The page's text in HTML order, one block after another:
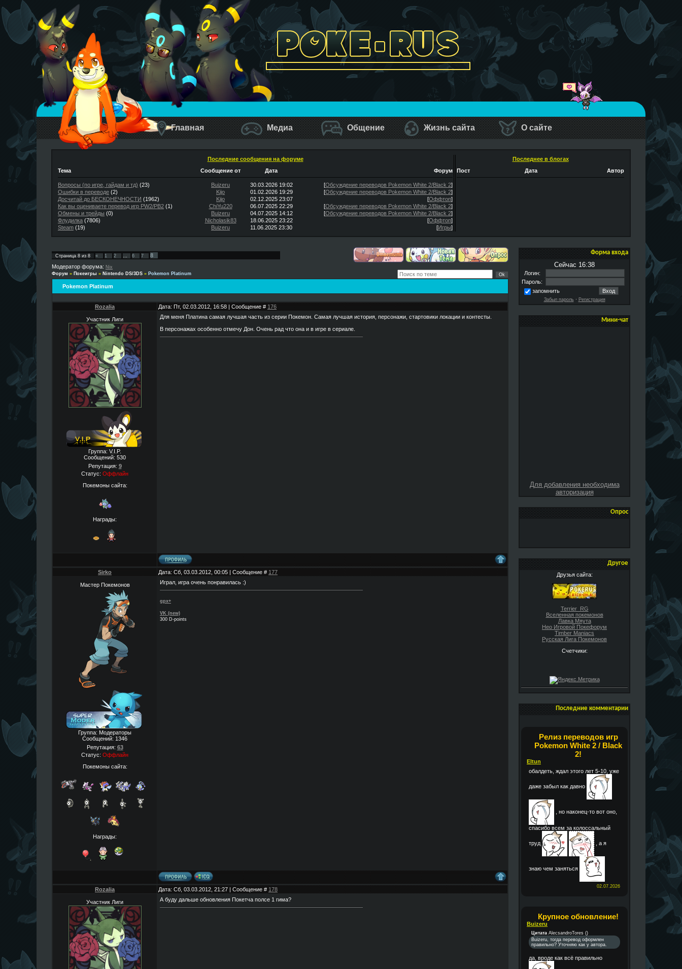
Главная Медиа Общение Жизнь сайта О сайте
Последние сообщения на форуме
Тема
Сообщение от Дата Форум
Вопросы (по игре, гайдам и тд) (23) Buizeru 30.03.2026 19:02 [Обсуждение переводов Pokemon White 2/Black 2]
Ошибки в переводе (2) Kijo 01.02.2026 19:29 [Обсуждение переводов Pokemon White 2/Black 2]
Досчитай до БЕСКОНЕЧНОСТИ (1962) Kijo 02.12.2025 23:07 [Оффтоп]
Как вы оцениваете перевод игр PW2/PB2 (1) ChiYu220 06.07.2025 22:29 [Обсуждение переводов Pokemon White 2/Black 2]
Обмены и трейды (0) Buizeru 04.07.2025 14:12 [Обсуждение переводов Pokemon White 2/Black 2]
Флудилка (7806) Nicholasik83 18.06.2025 23:22 [Оффтоп]
Steam (19) Buizeru 11.06.2025 23:30 [Игры]
Последнее в блогах
Пост
Дата Автор
Форма входа
Сейчас 16:38
Логин:
Пароль:
запомнить
Забыл пароль· Регистрация
Мини-чат
Для добавления необходима
авторизация
Опрос
Другое
Друзья сайта:
Terrier_RG
Вселенная покемонов
Лавка Мяута
Нео Игровой Покефорум
Timber Maniacs
Русская Лига Покемонов
Счетчики:
Последние комментарии
Релиз переводов игр
Pokemon White 2 / Black
2!
Eltun
обалдеть, ждал этого лет 5-10, уже
даже забыл как давно
, но наконец-то вот оно,
спасибо всем за колоссальный
труд , а я
знаю чем заняться
02.07.2026
Крупное обновление!
Buizeru
Цитата AlecsandroTores ()
Buizeru, тогда перевод оформлен
правильно? Уточняю как у автора.
да, вроде как всё правильно
Страница 8 из 8 « 1 2 … 6 7
8
Модератор форума: Nix
Форум » Покеигры » Nintendo DS/3DS » Pokemon Platinum
Pokemon Platinum
Rozalia Дата: Пт, 02.03.2012, 16:58 | Сообщение # 176
Участник Лиги
Группа: V.I.P.
Сообщений: 530
Репутация: 9
Статус: Оффлайн
Покемоны сайта:
Награды:
Для меня Платина самая лучшая часть из серии Покемон. Самая лучшая история, персонажи, стартовики локации и контесты.
В персонажах особенно отмечу Дон. Очень рад что она и в игре в сериале.
Sirko Дата: Сб, 03.03.2012, 00:05 | Сообщение # 177
Мастер Покемонов
Группа: Модераторы
Сообщений: 1346
Репутация: 63
Статус: Оффлайн
Покемоны сайта:
Награды:
Играл, игра очень понравилась :)
gpx+
VK (new)
300 D-points
Rozalia Дата: Сб, 03.03.2012, 21:27 | Сообщение # 178
Участник Лиги А буду дальше обновления Покетча полсе 1 гима?